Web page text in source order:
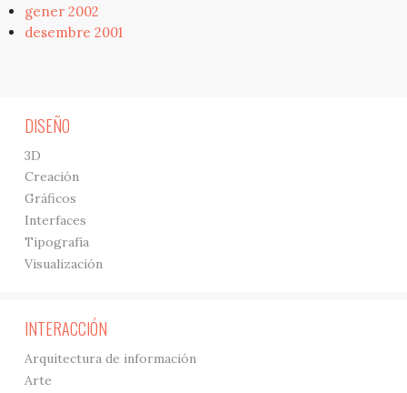
gener 2002
desembre 2001
DISEÑO
3D
Creación
Gráficos
Interfaces
Tipografía
Visualización
INTERACCIÓN
Arquitectura de información
Arte